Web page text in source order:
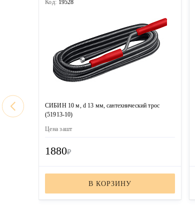
Код: 19528
СИБИН 10 м, d 13 мм, сантехнический трос
(51913-10)
Цена зашт
1880₽
В КОРЗИНУ